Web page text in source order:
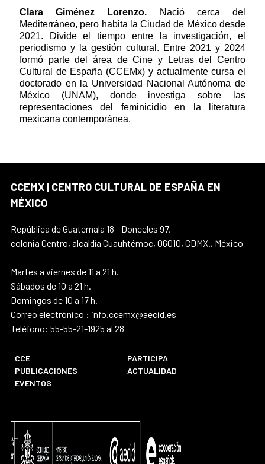
Clara Giménez Lorenzo.
Nació cerca del
Mediterráneo, pero habita la Ciudad de México desde
2021. Divide el tiempo entre la investigación, el
periodismo y la gestión cultural. Entre 2021 y 2024
formó parte del área de Cine y Letras del Centro
Cultural de España (CCEMx) y actualmente cursa el
doctorado en la Universidad Nacional Autónoma de
México (UNAM), donde investiga sobre las
representaciones del feminicidio en la literatura
mexicana contemporánea.
CCEMX | CENTRO CULTURAL DE ESPAÑA EN
MÉXICO
República de Guatemala 18 - Donceles 97,
colonia Centro, alcaldía Cuauhtémoc, 06010, CDMX., México
Martes a viernes de 11 a 21 h.
Sábados de 10 a 21 h.
Domingos de 10 a 17 h.
Correo electrónico : info.ccemx@aecid.es
Teléfono: 55-55-21-1925 al 28
CCE
PARTICIPA
PUBLICACIONES
ACTUALIDAD
EVENTOS